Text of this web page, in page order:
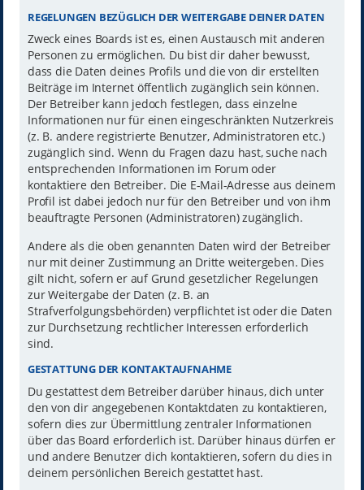
REGELUNGEN BEZÜGLICH DER WEITERGABE DEINER DATEN
Zweck eines Boards ist es, einen Austausch mit anderen
Personen zu ermöglichen. Du bist dir daher bewusst,
dass die Daten deines Profils und die von dir erstellten
Beiträge im Internet öffentlich zugänglich sein können.
Der Betreiber kann jedoch festlegen, dass einzelne
Informationen nur für einen eingeschränkten Nutzerkreis
(z. B. andere registrierte Benutzer, Administratoren etc.)
zugänglich sind. Wenn du Fragen dazu hast, suche nach
entsprechenden Informationen im Forum oder
kontaktiere den Betreiber. Die E-Mail-Adresse aus deinem
Profil ist dabei jedoch nur für den Betreiber und von ihm
beauftragte Personen (Administratoren) zugänglich.
Andere als die oben genannten Daten wird der Betreiber
nur mit deiner Zustimmung an Dritte weitergeben. Dies
gilt nicht, sofern er auf Grund gesetzlicher Regelungen
zur Weitergabe der Daten (z. B. an
Strafverfolgungsbehörden) verpflichtet ist oder die Daten
zur Durchsetzung rechtlicher Interessen erforderlich
sind.
GESTATTUNG DER KONTAKTAUFNAHME
Du gestattest dem Betreiber darüber hinaus, dich unter
den von dir angegebenen Kontaktdaten zu kontaktieren,
sofern dies zur Übermittlung zentraler Informationen
über das Board erforderlich ist. Darüber hinaus dürfen er
und andere Benutzer dich kontaktieren, sofern du dies in
deinem persönlichen Bereich gestattet hast.